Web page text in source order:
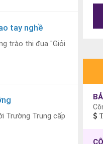
tay nghề
trào thi đua "Giỏi
Trường Trung cấp